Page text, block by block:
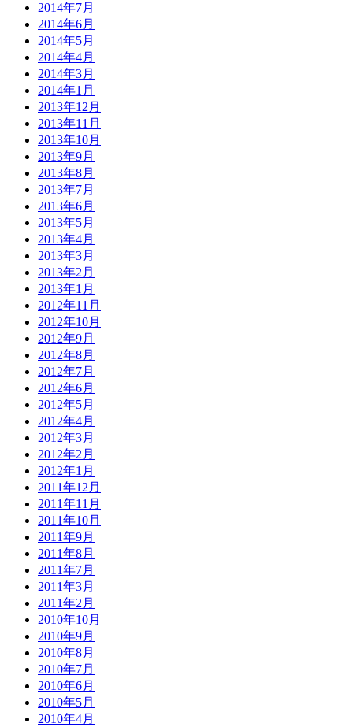
2014年7月
2014年6月
2014年5月
2014年4月
2014年3月
2014年1月
2013年12月
2013年11月
2013年10月
2013年9月
2013年8月
2013年7月
2013年6月
2013年5月
2013年4月
2013年3月
2013年2月
2013年1月
2012年11月
2012年10月
2012年9月
2012年8月
2012年7月
2012年6月
2012年5月
2012年4月
2012年3月
2012年2月
2012年1月
2011年12月
2011年11月
2011年10月
2011年9月
2011年8月
2011年7月
2011年3月
2011年2月
2010年10月
2010年9月
2010年8月
2010年7月
2010年6月
2010年5月
2010年4月